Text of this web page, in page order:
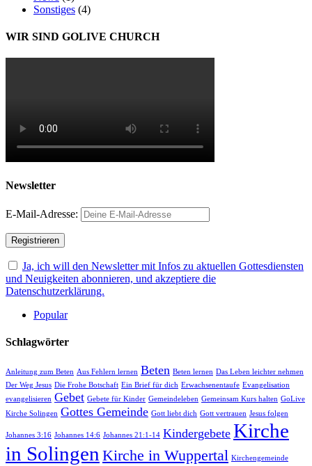
Sonstiges (4)
WIR SIND GOLIVE CHURCH
Newsletter
E-Mail-Adresse:
Ja, ich will den Newsletter mit Infos zu aktuellen Gottesdiensten
und Neuigkeiten abonnieren, und akzeptiere die
Datenschutzerklärung.
Popular
Schlagwörter
Anleitung zum Beten Aus Fehlern lernen Beten Beten lernen Das Leben leichter nehmen
Der Weg Jesus Die Frohe Botschaft Ein Brief für dich Erwachsenentaufe Evangelisation
evangelisieren Gebet Gebete für Kinder Gemeindeleben Gemeinsam Kurs halten GoLive
Kirche Solingen Gottes Gemeinde Gott liebt dich Gott vertrauen Jesus folgen
Johannes 3:16 Johannes 14:6 Johannes 21:1-14 Kindergebete Kirche
in Solingen Kirche in Wuppertal Kirchengemeinde